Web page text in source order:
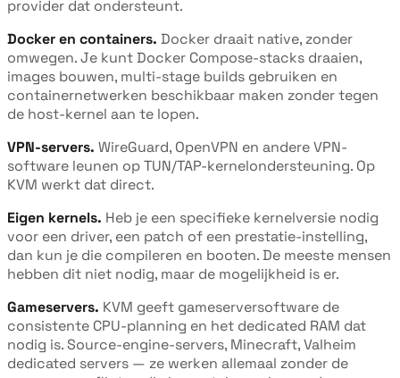
provider dat ondersteunt.
Docker en containers. Docker draait native, zonder
omwegen. Je kunt Docker Compose-stacks draaien,
images bouwen, multi-stage builds gebruiken en
containernetwerken beschikbaar maken zonder tegen
de host-kernel aan te lopen.
VPN-servers. WireGuard, OpenVPN en andere VPN-
software leunen op TUN/TAP-kernelondersteuning. Op
KVM werkt dat direct.
Eigen kernels. Heb je een specifieke kernelversie nodig
voor een driver, een patch of een prestatie-instelling,
dan kun je die compileren en booten. De meeste mensen
hebben dit niet nodig, maar de mogelijkheid is er.
Gameservers. KVM geeft gameserversoftware de
consistente CPU-planning en het dedicated RAM dat
nodig is. Source-engine-servers, Minecraft, Valheim
dedicated servers — ze werken allemaal zonder de